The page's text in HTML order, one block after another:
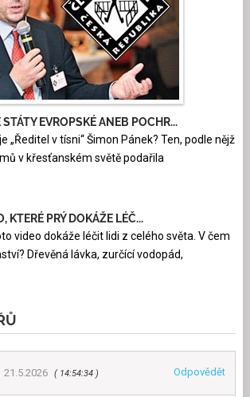
EVROPSKÉ ANEB POCHR...
„Ředitel v tísni“ Šimon Pánek? Ten, podle nějž
v křesťanském světě podařila
KTERÉ PRÝ DOKÁŽE LÉČ...
video dokáže léčit lidi z celého světa. V čem
Dřevěná lávka, zurčící vodopád,
21.5.2026 14:54:34 Odpovědět